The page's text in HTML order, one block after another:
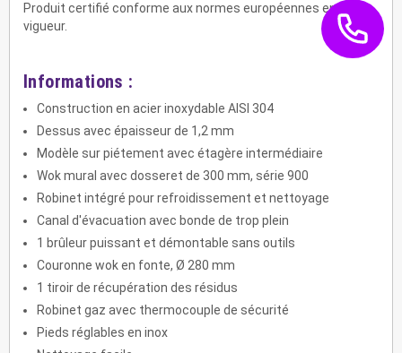
Produit certifié conforme aux normes européennes en
vigueur.
Informations :
Construction en acier inoxydable AISI 304
Dessus avec épaisseur de 1,2 mm
Modèle sur piétement avec étagère intermédiaire
Wok mural avec dosseret de 300 mm, série 900
Robinet intégré pour refroidissement et nettoyage
Canal d'évacuation avec bonde de trop plein
1 brûleur puissant et démontable sans outils
Couronne wok en fonte, Ø 280 mm
1 tiroir de récupération des résidus
Robinet gaz avec thermocouple de sécurité
Pieds réglables en inox